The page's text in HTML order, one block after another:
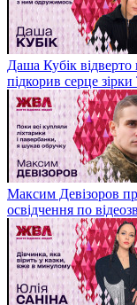
Даша Кубік відверто
підкорив серце
Максим Девізоров
освідчення по